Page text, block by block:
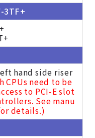
3TF+
hand side riser
CPUs need to be
to PCI-E slot
See manu
details.)